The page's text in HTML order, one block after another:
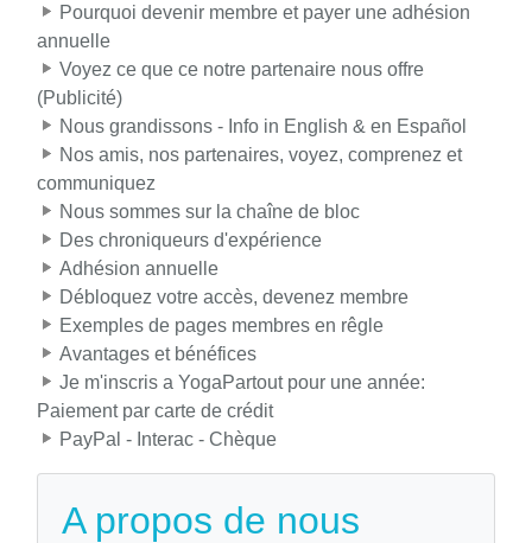
Pourquoi devenir membre et payer une adhésion
annuelle
Voyez ce que ce notre partenaire nous offre
(Publicité)
Nous grandissons - Info in English & en Español
Nos amis, nos partenaires, voyez, comprenez et
communiquez
Nous sommes sur la chaîne de bloc
Des chroniqueurs d'expérience
Adhésion annuelle
Débloquez votre accès, devenez membre
Exemples de pages membres en rêgle
Avantages et bénéfices
Je m'inscris a YogaPartout pour une année:
Paiement par carte de crédit
PayPal - Interac - Chèque
A propos de nous